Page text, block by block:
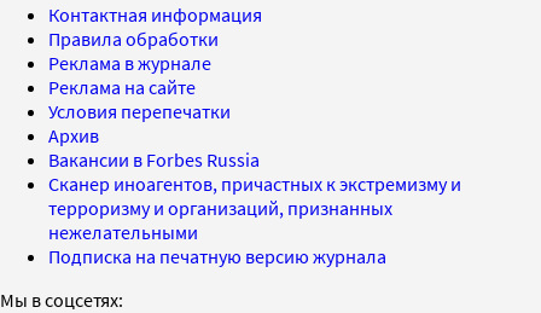
Контактная информация
Правила обработки
Реклама в журнале
Реклама на сайте
Условия перепечатки
Архив
Вакансии в Forbes Russia
Сканер иноагентов, причастных к экстремизму и
терроризму и организаций, признанных
нежелательными
Подписка на печатную версию журнала
Мы в соцсетях: